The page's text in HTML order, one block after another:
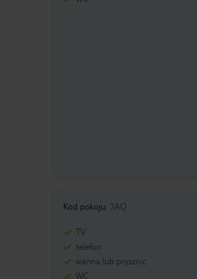
Kod pokoju: 7AQ
TV
telefon
wanna lub prysznic
WC